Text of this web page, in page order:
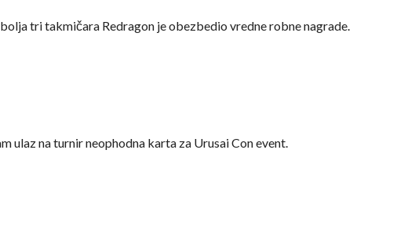
tri takmičara Redragon je obezbedio vredne robne nagrade.
ulaz na turnir neophodna karta za Urusai Con event.